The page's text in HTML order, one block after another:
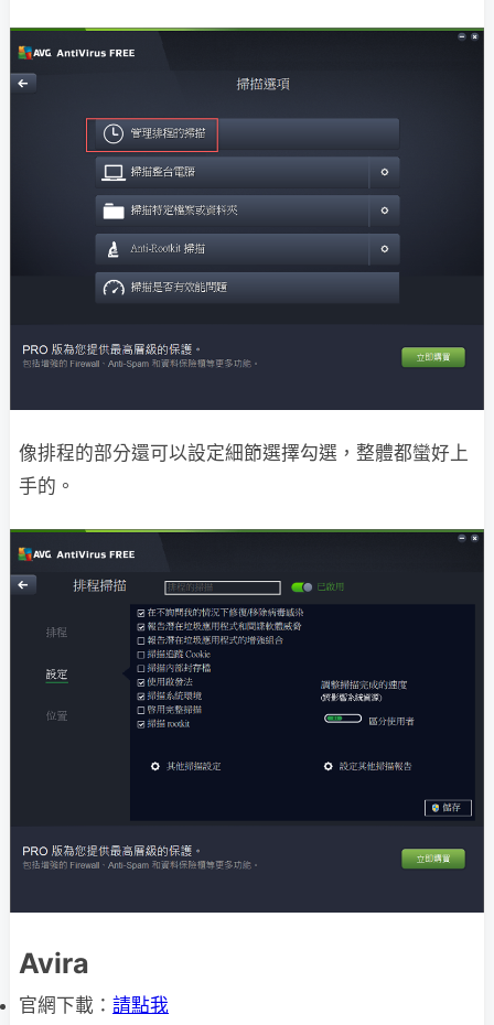
像排程的部分還可以設定細節選擇勾選，整體都蠻好上
手的。
Avira
官網下載： 請點我